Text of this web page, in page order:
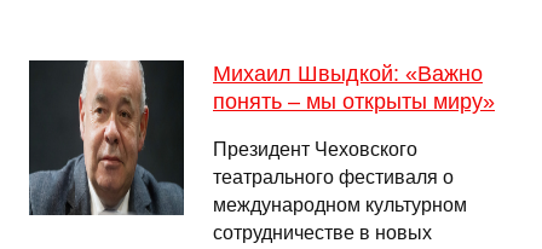
Михаил Швыдкой: «Важно
понять – мы открыты миру»
Президент Чеховского
театрального фестиваля о
международном культурном
сотрудничестве в новых